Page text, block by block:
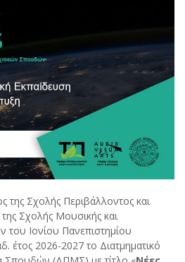
της Σχολής Περιβάλλοντος και
Σχολής Μουσικής και
του Ιονίου Πανεπιστημίου
έτος 2026-2027 το Διατμηματικό